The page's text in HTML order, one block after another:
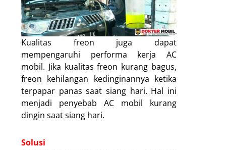
Kualitas freon juga dapat
mempengaruhi performa kerja AC
mobil. Jika kualitas freon kurang bagus,
freon kehilangan kedinginannya ketika
terpapar panas saat siang hari. Hal ini
menjadi penyebab AC mobil kurang
dingin saat siang hari.
Solusi